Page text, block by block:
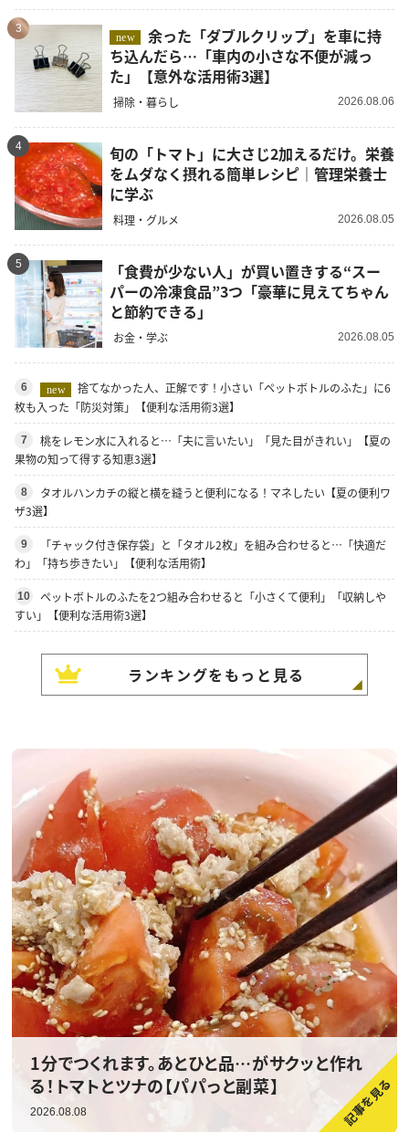
3
new
余った「ダブルクリップ」を車に持
ち込んだら…「車内の小さな不便が減っ
た」【意外な活用術3選】
掃除・暮らし 2026.08.06
4
旬の「トマト」に大さじ2加えるだけ。栄養
をムダなく摂れる簡単レシピ｜管理栄養士
に学ぶ
料理・グルメ 2026.08.05
5
「食費が少ない人」が買い置きする“スー
パーの冷凍食品”3つ「豪華に見えてちゃん
と節約できる」
お金・学ぶ 2026.08.05
6 new
捨てなかった人、正解です！小さい「ペットボトルのふた」に6
枚も入った「防災対策」【便利な活用術3選】
7
桃をレモン水に入れると…「夫に言いたい」「見た目がきれい」【夏の
果物の知って得する知恵3選】
8
タオルハンカチの縦と横を縫うと便利になる！マネしたい【夏の便利ワ
ザ3選】
9
「チャック付き保存袋」と「タオル2枚」を組み合わせると…「快適だ
わ」「持ち歩きたい」【便利な活用術】
10
ペットボトルのふたを2つ組み合わせると「小さくて便利」「収納しや
すい」【便利な活用術3選】
ランキングをもっと見る
1分でつくれます。あとひと品…がサクッと作れ
る！トマトとツナの【パパっと副菜】
2026.08.08